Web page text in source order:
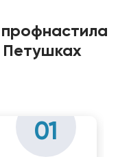
профнастила
01